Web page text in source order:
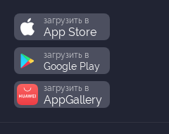
загрузить в
App Store
загрузить в
Google Play
загрузить в
AppGallery